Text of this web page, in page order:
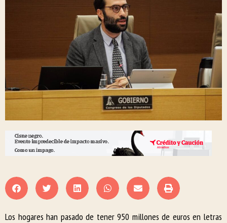
Los hogares han pasado de tener 950 millones de euros en letras